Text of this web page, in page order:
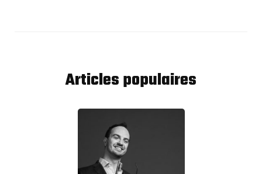
Articles populaires